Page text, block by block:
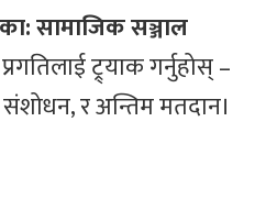
सामाजिक सञ्जाल
ट्र्याक गर्नुहोस् –
र अन्तिम मतदान।